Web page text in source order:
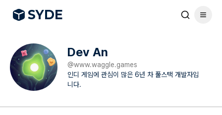
SYDE
Dev An
@www.waggle.games
인디 게임에 관심이 많은 6년 차 풀스택 개발자입
니다.